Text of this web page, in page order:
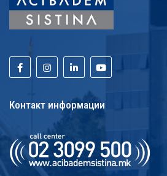
Контакт информации